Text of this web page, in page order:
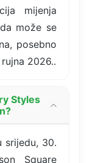
mijenja
može se
posebno
2026..
Styles
srijedu, 30.
Square